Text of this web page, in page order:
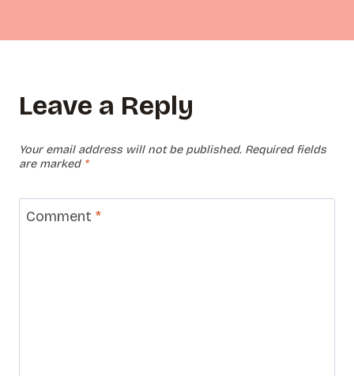
Leave a Reply
Your email address will not be published. Required fields
are marked *
Comment *